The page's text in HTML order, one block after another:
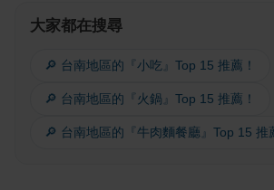
大家都在搜尋
🔎 台南地區的『小吃』Top 15 推薦！
🔎 台南地區的『火鍋』Top 15 推薦！
🔎 台南地區的『牛肉麵餐廳』Top 15 推